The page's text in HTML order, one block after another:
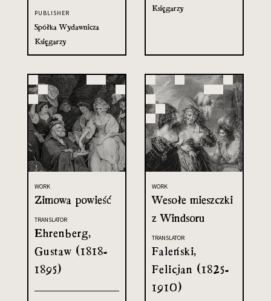
PUBLISHER
Spółka Wydawnicza
Księgarzy
Księgarzy
WORK
Zimowa powieść
TRANSLATOR
Ehrenberg,
Gustaw (1818-
1895)
WORK
Wesołe mieszczki
z Windsoru
TRANSLATOR
Faleński,
Felicjan (1825-
1910)